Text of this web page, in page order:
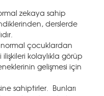
zekaya sahip
derslerde
çocuklardan
kolaylıkla görüp
gelişmesi için
sahiptirler. Bunları